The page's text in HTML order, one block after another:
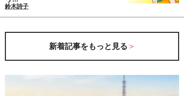
鈴木詩子
新着記事をもっと見る